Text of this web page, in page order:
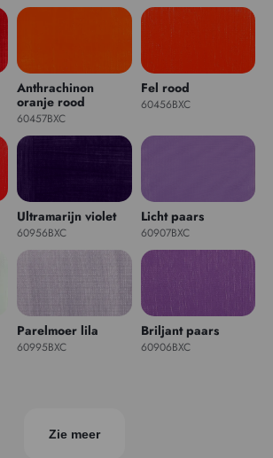
Anthrachinon
oranje rood
60457BXC
Fel rood
60456BXC
Ultramarijn violet
60956BXC
Licht paars
60907BXC
Parelmoer lila
60995BXC
Briljant paars
60906BXC
Zie meer